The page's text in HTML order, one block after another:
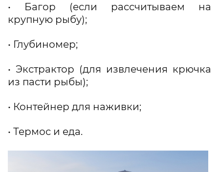
• Багор (если рассчитываем на
крупную рыбу);
• Глубиномер;
• Экстрактор (для извлечения крючка
из пасти рыбы);
• Контейнер для наживки;
• Термос и еда.